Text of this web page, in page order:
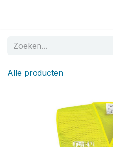
Alle producten